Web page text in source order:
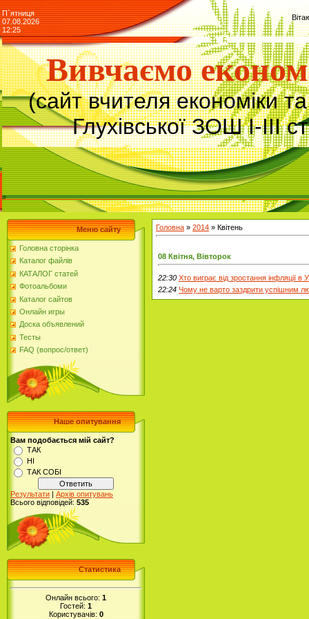
П`ятниця
07.08.2026
12:25
Вивчаємо
(сайт вчителя економіки
Глухівської ЗОШ І-ІІІ
»
Меню сайту
Головна сторінка
Каталог файлів
КАТАЛОГ статей
Фотоальбоми
Каталог сайтов
Онлайн игры
Доска объявлений
Тесты
FAQ (вопрос/ответ)
Наше опитування
Вам подобається мій сайт?
ТАК
НІ
ТАК СОБІ
Результати | Архів опитувань
Всього відповідей: 535
Статистика
Онлайн всього: 1
Гостей: 1
Користувачів: 0
Головна » 2014 » Квітень
08 Квітня, Вівторок
22:30 Хто виграє від зростання інфляції в
22:24 Чому не варто заздрити успішним